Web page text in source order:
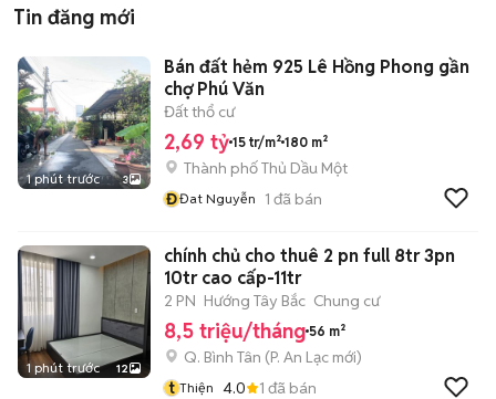
Tin đăng mới
1 phút trước 3
Bán đất hẻm 925 Lê Hồng Phong gần
chợ Phú Văn
Đất thổ cư
2,69 tỷ 15 tr/m² 180 m²
Thành phố Thủ Dầu Một
ĐĐat Nguyễn 1 đã bán
1 phút trước 12
chính chủ cho thuê 2 pn full 8tr 3pn
10tr cao cấp-11tr
2 PN Hướng Tây Bắc Chung cư
8,5 triệu/tháng 56 m²
Q. Bình Tân (P. An Lạc mới)
t Thiện 4.0 1 đã bán